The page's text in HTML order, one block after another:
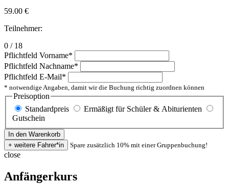
59.00 €
Teilnehmer:
0 / 18
Pflichtfeld Vorname*
Pflichtfeld Nachname*
Pflichtfeld E-Mail*
* notwendige Angaben, damit wir die Buchung richtig zuordnen können
Preisoption
Standardpreis
Ermäßigt für Schüler & Abiturienten
Gutschein
Spare zusätzlich 10% mit einer Gruppenbuchung!
close
Anfängerkurs